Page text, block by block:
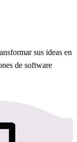
sus ideas en
de software